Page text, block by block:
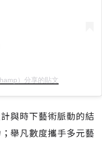
）分享的貼文
與時下藝術脈動的結
舉凡數度攜手多元藝